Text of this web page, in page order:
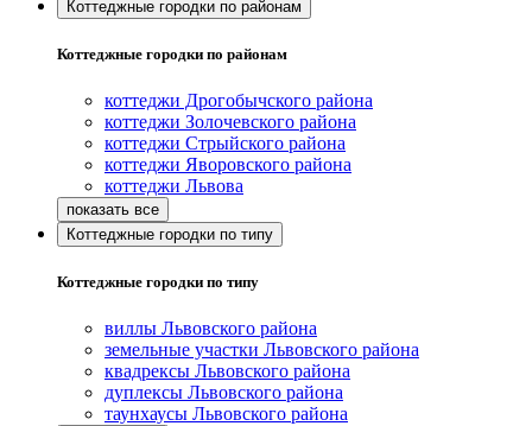
Коттеджные городки по районам
Коттеджные городки по районам
коттеджи Дрогобычского района
коттеджи Золочевского района
коттеджи Стрыйского района
коттеджи Яворовского района
коттеджи Львова
Коттеджные городки по типу
Коттеджные городки по типу
виллы Львовского района
земельные участки Львовского района
квадрексы Львовского района
дуплексы Львовского района
таунхаусы Львовского района